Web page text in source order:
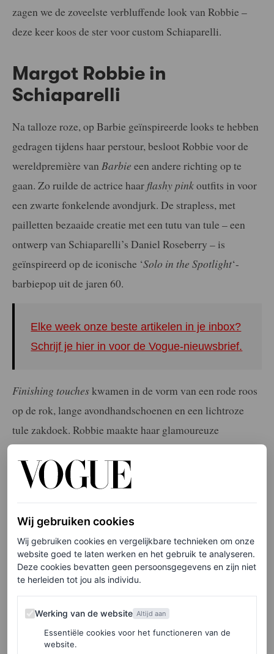
zagen we de zoveelste verbluffende look van Robbie –
deze keer koos de ster voor custom Schiaparelli.
Margot Robbie in
Schiaparelli
Na talloze roze, op Barbie geïnspireerde looks te hebben
gedragen tijdens haar perstour, besloot Robbie voor de
wereldpremière van Barbie een andere richting op te
gaan. Zo ruilde de actrice haar flashy pinkoutfits in voor
een zwarte fonkelende avondjurk. De strapless, met
pailletten bezaaide creatie met een tutu van tule – een
ontwerp van Schiaparelli’s Daniel Roseberry – is
geïnspireerd op de iconische ‘Solo in the Spotlight‘-
barbiepop uit de jaren 60.
Elke week onze beste artikelen in je inbox?
Schrijf je hier in voor de Vogue-nieuwsbrief.
Finishing toucheskwamen in de vorm van een rode roos
op de rok, lange avondhandschoenen en een lichtroze
tule zakdoek. Robbie maakte haar glamoureuze
verschijning af met een diamanten choker, diamanten
oorbellen en een paar zwarte muiltjes. Wat haar
beautylook betrof, koos de ster voor een rode lip en een
Barbie-achtige paardenstaart met een golvende pony.
Barbie-perstour
De Schiaparelli-look is de kers op de taart van de
ultrazoete perstouroutfits die Margot Robbie de
afgelopen weken gedragen heeft. Denk aan
Chanel-blazer oorspronkelijk gedragen door Claudia
Wij gebruiken cookies
Wij gebruiken cookies en vergelijkbare technieken om onze
website goed te laten werken en het gebruik te analyseren.
Deze cookies bevatten geen persoonsgegevens en zijn niet
te herleiden tot jou als individu.
Werking van de website
Werking van de website Altijd aan
Essentiële cookies voor het functioneren van de
website.